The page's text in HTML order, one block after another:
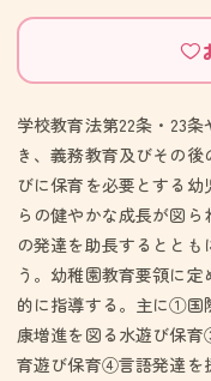
学校教育法第22条・23
き、義務教育及びその
びに保育を必要とする
らの健やかな成長が図
の発達を助長するとと
う。幼稚園教育要領に
的に指導する。主に①国
康増進を図る水遊び保
育遊び保育④言語発達を